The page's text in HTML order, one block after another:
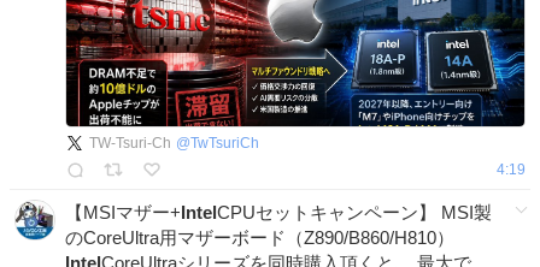
TW-Tsuri-Ch @TwTsuriCh
4:19
【MSIマザー+IntelCPUセットキャンペーン】 MSI製
のCoreUltra用マザーボード（Z890/B860/H810）
IntelCoreUltraシリーズを同時購入頂くと、 最大で